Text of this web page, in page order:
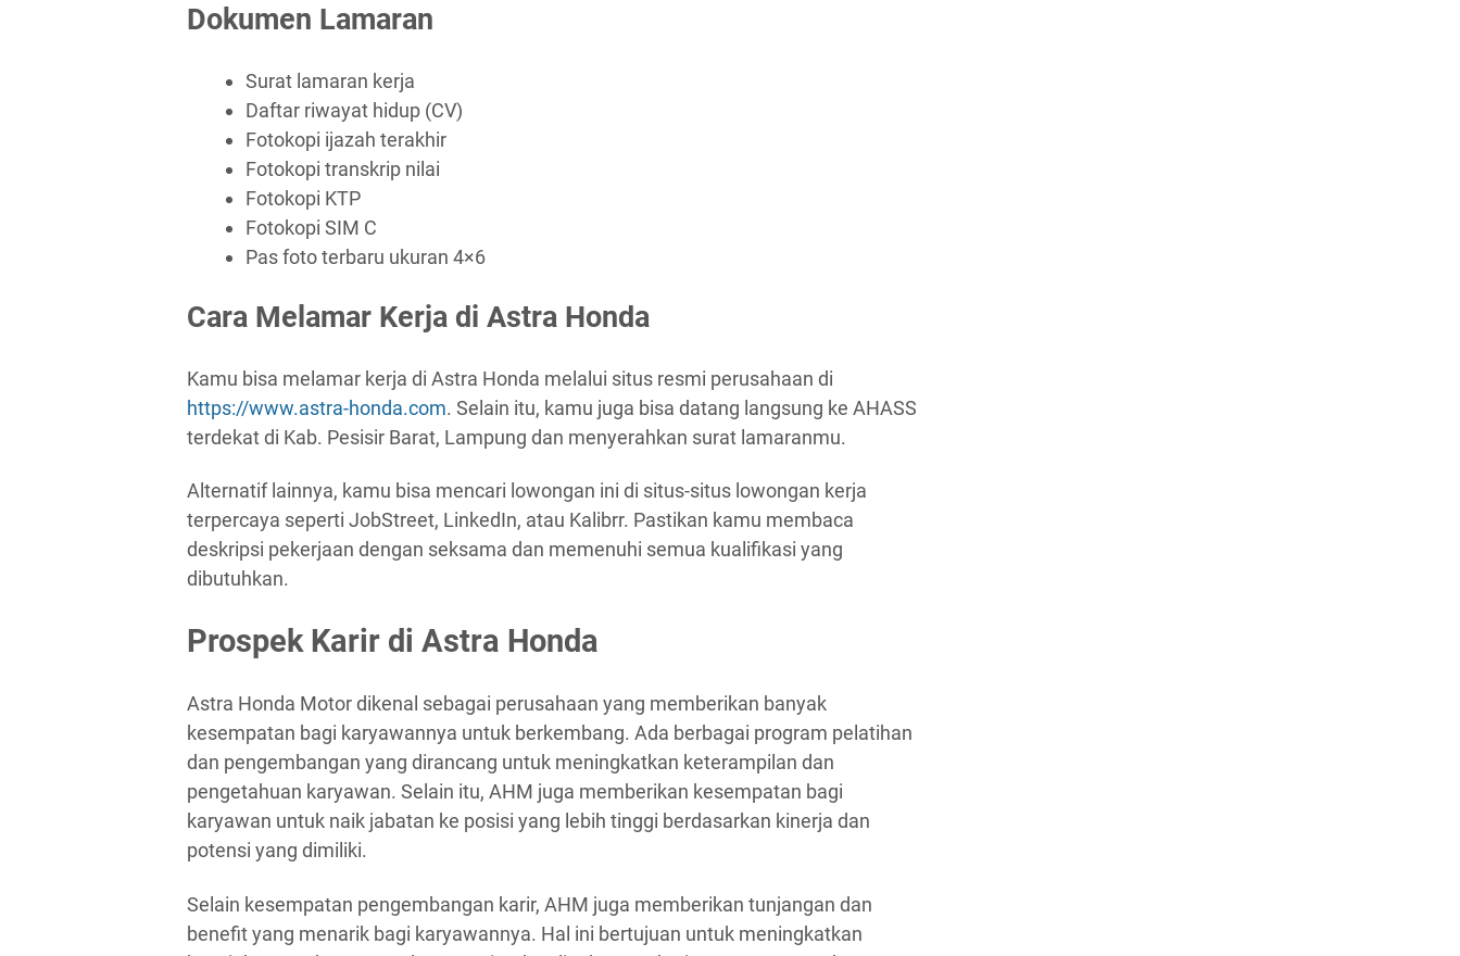
Dokumen Lamaran
Surat lamaran kerja
Daftar riwayat hidup (CV)
Fotokopi ijazah terakhir
Fotokopi transkrip nilai
Fotokopi KTP
Fotokopi SIM C
Pas foto terbaru ukuran 4×6
Cara Melamar Kerja di Astra Honda
Kamu bisa melamar kerja di Astra Honda melalui situs resmi perusahaan di
https://www.astra-honda.com. Selain itu, kamu juga bisa datang langsung ke AHASS
terdekat di Kab. Pesisir Barat, Lampung dan menyerahkan surat lamaranmu.
Alternatif lainnya, kamu bisa mencari lowongan ini di situs-situs lowongan kerja
terpercaya seperti JobStreet, LinkedIn, atau Kalibrr. Pastikan kamu membaca
deskripsi pekerjaan dengan seksama dan memenuhi semua kualifikasi yang
dibutuhkan.
Prospek Karir di Astra Honda
Astra Honda Motor dikenal sebagai perusahaan yang memberikan banyak
kesempatan bagi karyawannya untuk berkembang. Ada berbagai program pelatihan
dan pengembangan yang dirancang untuk meningkatkan keterampilan dan
pengetahuan karyawan. Selain itu, AHM juga memberikan kesempatan bagi
karyawan untuk naik jabatan ke posisi yang lebih tinggi berdasarkan kinerja dan
potensi yang dimiliki.
Selain kesempatan pengembangan karir, AHM juga memberikan tunjangan dan
benefit yang menarik bagi karyawannya. Hal ini bertujuan untuk meningkatkan